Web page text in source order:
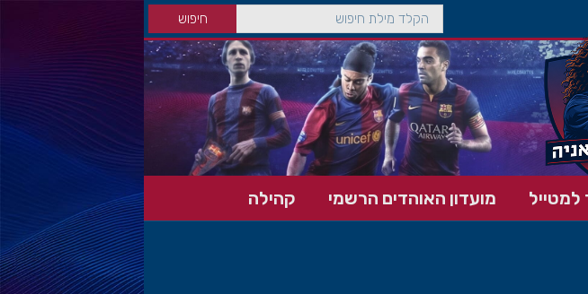
למטייל מועדון האוהדים הרשמי קהילה